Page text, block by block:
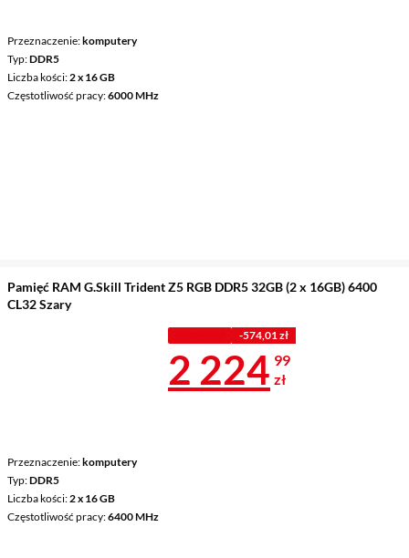
Przeznaczenie komputery
Typ DDR5
Liczba kości 2 x 16 GB
Częstotliwość pracy 6000 MHz
Pamięć RAM G.Skill Trident Z5 RGB DDR5 32GB (2 x 16GB) 6400
CL32 Szary
Przeznaczenie komputery
Typ DDR5
Liczba kości 2 x 16 GB
Częstotliwość pracy 6400 MHz
-574,01 zł
Cena 2
2 224 99
zł